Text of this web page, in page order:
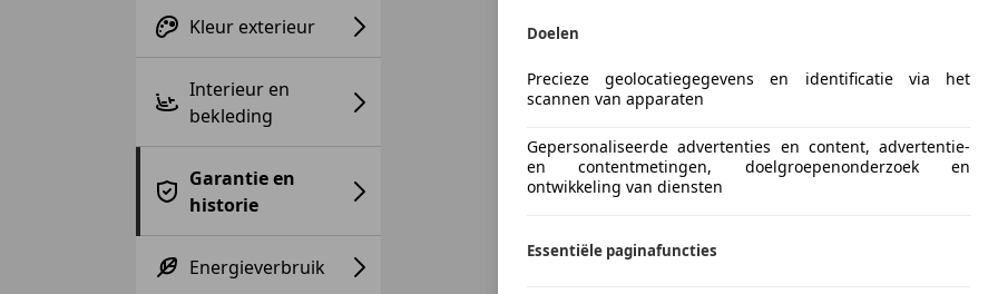
Kleur exterieur
Interieur en
bekleding
Garantie en
historie
Energieverbruik
Doelen
Precieze geolocatiegegevens en identificatie via het
scannen van apparaten
Gepersonaliseerde advertenties en content, advertentie-
en contentmetingen, doelgroepenonderzoek en
ontwikkeling van diensten
Essentiële paginafuncties